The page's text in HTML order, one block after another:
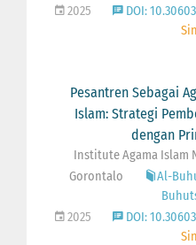
2025
DOI:
Pesantren Sebagai
Islam: Strategi
dengan
Institute Agama Islam
Gorontalo
Al-
2025
DOI: